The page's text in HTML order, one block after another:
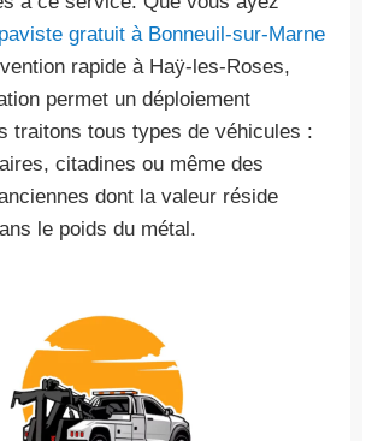
gratuit à Bonneuil-sur-Marne
rapide à Haÿ-les-Roses,
permet un déploiement
traitons tous types de véhicules :
citadines ou même des
dont la valeur réside
le poids du métal.